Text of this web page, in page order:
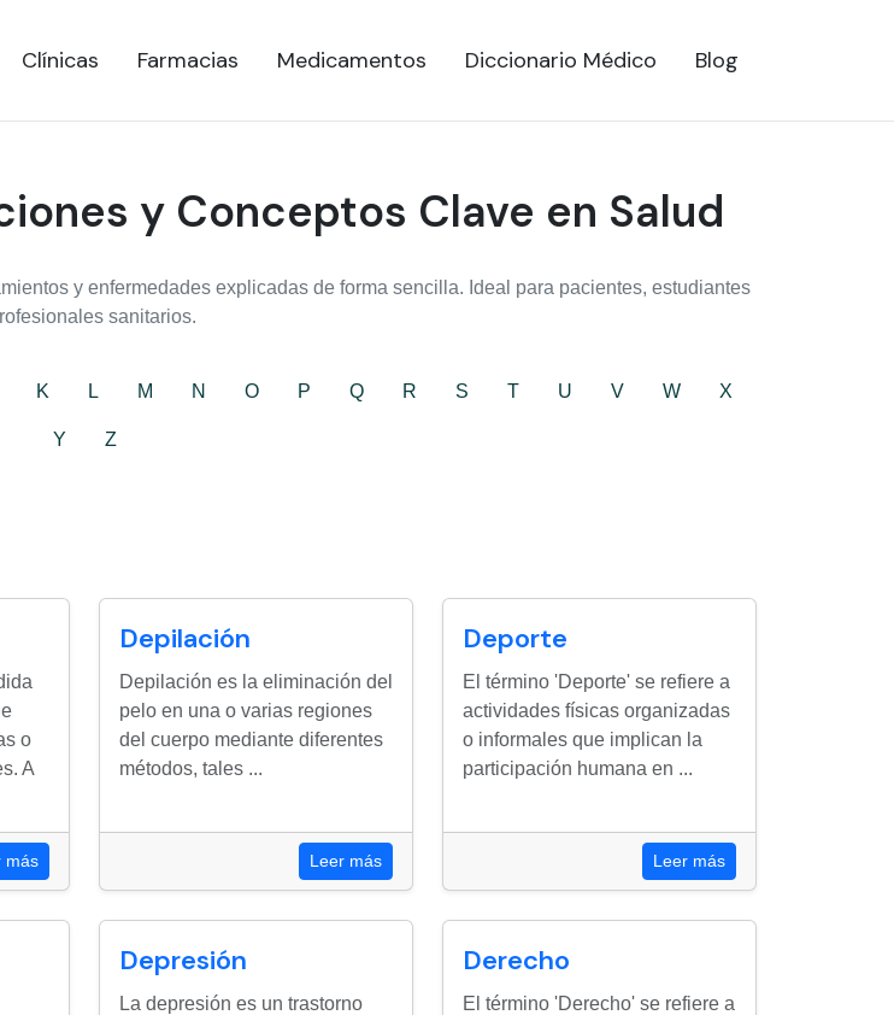
Clínicas Farmacias Medicamentos Diccionario Médico Blog
y Conceptos Clave en Salud
y enfermedades explicadas de forma sencilla. Ideal para pacientes, estudiantes
sanitarios.
K L M N O P Q R S T U V W X
Y Z
o
A
más
Depilación
Depilación es la eliminación del
pelo en una o varias regiones
del cuerpo mediante diferentes
métodos, tales ...
Leer más
Deporte
El término 'Deporte' se refiere a
actividades físicas organizadas
o informales que implican la
participación humana en ...
Leer más
Depresión
La depresión es un trastorno
Derecho
El término 'Derecho' se refiere a